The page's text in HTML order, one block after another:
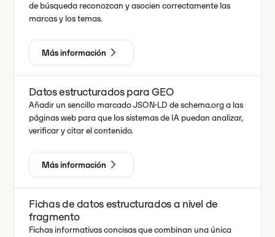
de búsqueda reconozcan y asocien correctamente las
marcas y los temas.
Más información
Datos estructurados para GEO
Añadir un sencillo marcado JSON-LD de schema.org a las
páginas web para que los sistemas de IA puedan analizar,
verificar y citar el contenido.
Más información
Fichas de datos estructurados a nivel de
fragmento
Fichas informativas concisas que combinan una única